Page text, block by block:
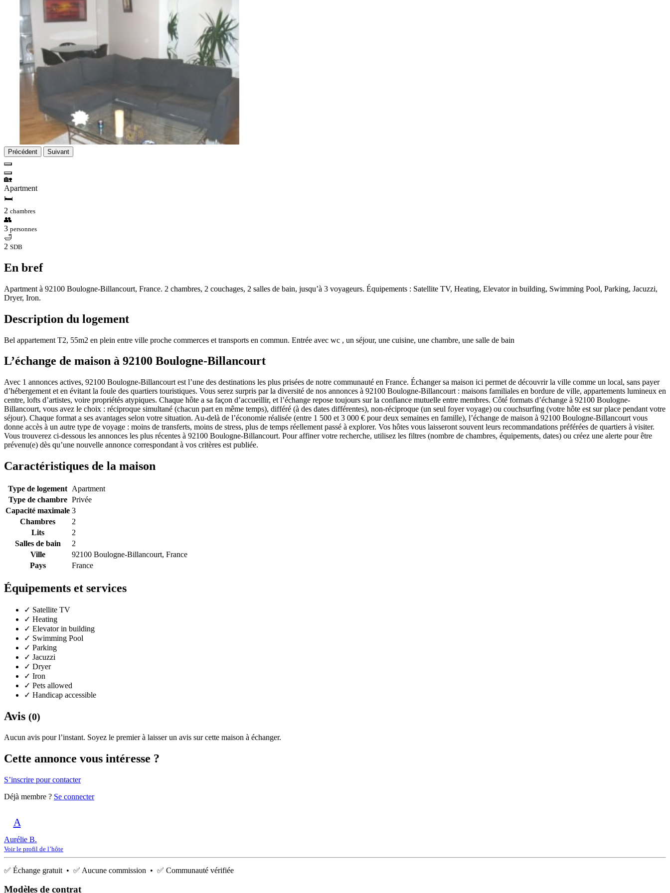
Précédent Suivant
🏡
Apartment
🛏
2 chambres
👥
3 personnes
🛁
2 SDB
En bref
Apartment à 92100 Boulogne-Billancourt, France. 2 chambres, 2 couchages, 2 salles de bain, jusqu’à 3 voyageurs. Équipements : Satellite TV, Heating, Elevator in building, Swimming Pool, Parking, Jacuzzi,
Dryer, Iron.
Description du logement
Bel appartement T2, 55m2 en plein entre ville proche commerces et transports en commun. Entrée avec wc , un séjour, une cuisine, une chambre, une salle de bain
L’échange de maison à 92100 Boulogne-Billancourt
Avec 1 annonces actives, 92100 Boulogne-Billancourt est l’une des destinations les plus prisées de notre communauté en France. Échanger sa maison ici permet de découvrir la ville comme un local, sans payer
d’hébergement et en évitant la foule des quartiers touristiques. Vous serez surpris par la diversité de nos annonces à 92100 Boulogne-Billancourt : maisons familiales en bordure de ville, appartements lumineux en
centre, lofts d’artistes, voire propriétés atypiques. Chaque hôte a sa façon d’accueillir, et l’échange repose toujours sur la confiance mutuelle entre membres. Côté formats d’échange à 92100 Boulogne-
Billancourt, vous avez le choix : réciproque simultané (chacun part en même temps), différé (à des dates différentes), non-réciproque (un seul foyer voyage) ou couchsurfing (votre hôte est sur place pendant votre
séjour). Chaque format a ses avantages selon votre situation. Au-delà de l’économie réalisée (entre 1 500 et 3 000 € pour deux semaines en famille), l’échange de maison à 92100 Boulogne-Billancourt vous
donne accès à un autre type de voyage : moins de transferts, moins de stress, plus de temps réellement passé à explorer. Vos hôtes vous laisseront souvent leurs recommandations préférées de quartiers à visiter.
Vous trouverez ci-dessous les annonces les plus récentes à 92100 Boulogne-Billancourt. Pour affiner votre recherche, utilisez les filtres (nombre de chambres, équipements, dates) ou créez une alerte pour être
prévenu(e) dès qu’une nouvelle annonce correspondant à vos critères est publiée.
Caractéristiques de la maison
Type de logement Apartment
Type de chambre Privée
Capacité maximale 3
Chambres
2
Lits
2
Salles de bain
2
Ville
92100 Boulogne-Billancourt, France
Pays
France
Équipements et services
✓ Satellite TV
✓ Heating
✓ Elevator in building
✓ Swimming Pool
✓ Parking
✓ Jacuzzi
✓ Dryer
✓ Iron
✓ Pets allowed
✓ Handicap accessible
Avis (0)
Aucun avis pour l’instant. Soyez le premier à laisser un avis sur cette maison à échanger.
Cette annonce vous intéresse ?
S’inscrire pour contacter
Déjà membre ? Se connecter
A
Aurélie B.
Voir le profil de l’hôte
✅ Échange gratuit • ✅ Aucune commission • ✅ Communauté vérifiée
Modèles de contrat